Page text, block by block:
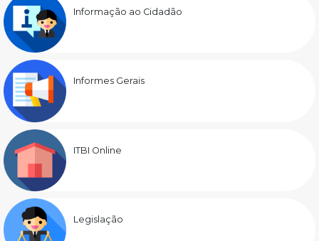
Informação ao Cidadão
Informes Gerais
ITBI Online
Legislação